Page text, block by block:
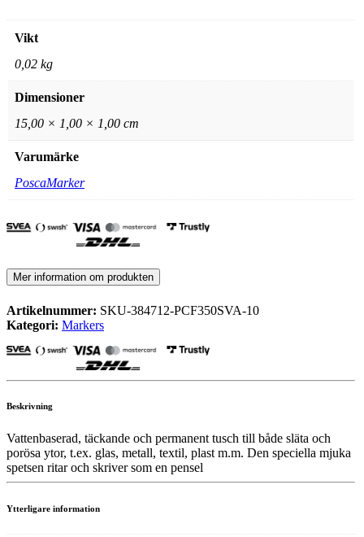
Vikt
0,02 kg
Dimensioner
15,00 × 1,00 × 1,00 cm
Varumärke
PoscaMarker
Mer information om produkten
Artikelnummer: SKU-384712-PCF350SVA-10
Kategori: Markers
Beskrivning
Vattenbaserad, täckande och permanent tusch till både släta och
porösa ytor, t.ex. glas, metall, textil, plast m.m. Den speciella mjuka
spetsen ritar och skriver som en pensel
Ytterligare information